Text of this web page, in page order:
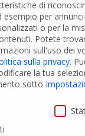
PVC-A
di
esempio per
o per la
Potete
sull'uso dei
sulla privacy.
la tua
sotto